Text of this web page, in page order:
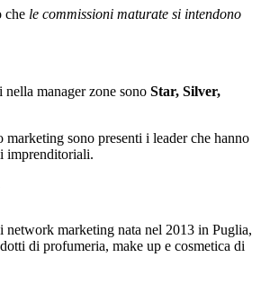
che le commissioni maturate si intendono
manager zone sono Star, Silver,
marketing sono presenti i leader che hanno
imprenditoriali.
network marketing nata nel 2013 in Puglia,
di profumeria, make up e cosmetica di